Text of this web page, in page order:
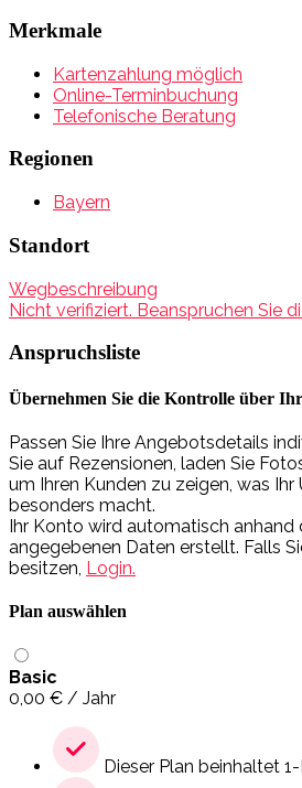
Merkmale
Kartenzahlung möglich
Online-Terminbuchung
Telefonische Beratung
Regionen
Bayern
Standort
Wegbeschreibung
Nicht verifiziert. Beanspruchen Sie
Anspruchsliste
Übernehmen Sie die Kontrolle über
Passen Sie Ihre Angebotsdetails
Sie auf Rezensionen, laden Sie
um Ihren Kunden zu zeigen, was Ihr
besonders macht.
Ihr Konto wird automatisch anhand
angegebenen Daten erstellt. Falls
besitzen, Login.
Plan auswählen
Basic
0,00 € / Jahr
Dieser Plan beinhaltet